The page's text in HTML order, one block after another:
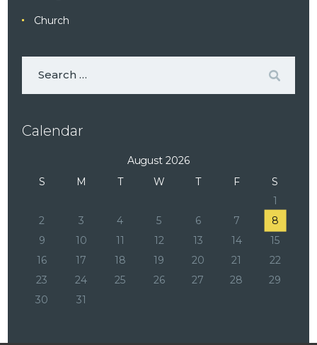
Church
Calendar
August 2026
S
M T W T F
S
1
2
3 4 5 6 7
8
9
10 11 12 13 14
15
16
17 18 19 20 21
22
23
24 25 26 27 28
29
30
31